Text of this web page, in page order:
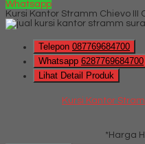
Whatsapp
Kursi Kantor Stramm Chievo III
Telepon 087769684700
Whatsapp 6287769684700
Lihat Detail Produk
Kursi Kantor
*Harga